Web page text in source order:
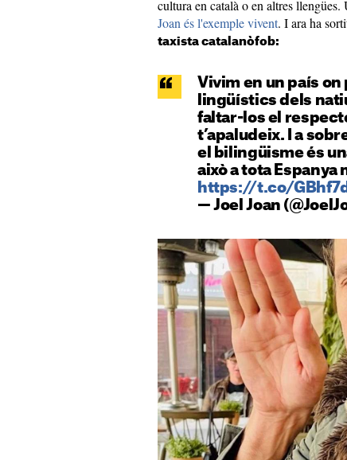
cultura en català o en altres
Joan és l'exemple vivent. I ara ha
taxista catalanòfob:
Vivim en un país
lingüístics dels
faltar-los el
t’apaludeix. I a
el bilingüisme és
això a tota Espanya
https://t.co/
— Joel Joan